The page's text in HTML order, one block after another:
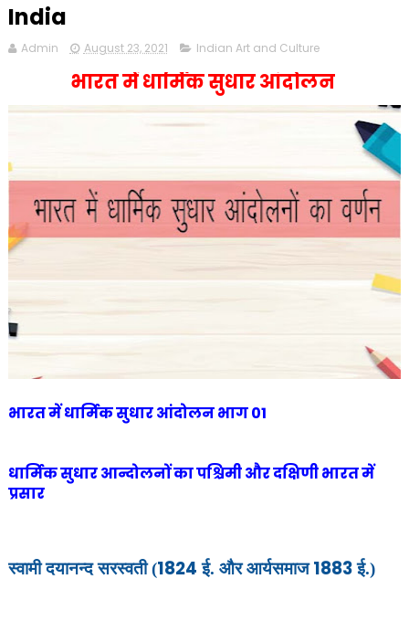
India
Admin August 23, 2021 Indian Art and Culture
भारत में धार्मिक सुधार आंदोलन
भारत में धार्मिक सुधार आंदोलन भाग 01
धार्मिक सुधार आन्दोलनों का पश्चिमी और दक्षिणी भारत में
प्रसार
स्वामी दयानन्द सरस्वती (1824 ई. और आर्यसमाज1883ई.)